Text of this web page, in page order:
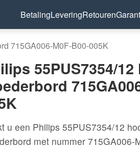
BetalingLeveringRetouren
715GA006-M0F-B00-005K
55PUS7354/
u een Philips 55PUS7354/12
met nummer 715GA006-